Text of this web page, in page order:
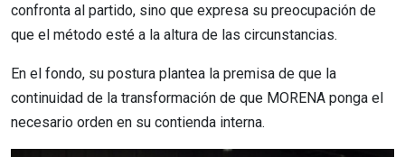
confronta al partido, sino que expresa su preocupación de
que el método esté a la altura de las circunstancias.
En el fondo, su postura plantea la premisa de que la
continuidad de la transformación de que MORENA ponga el
necesario orden en su contienda interna.